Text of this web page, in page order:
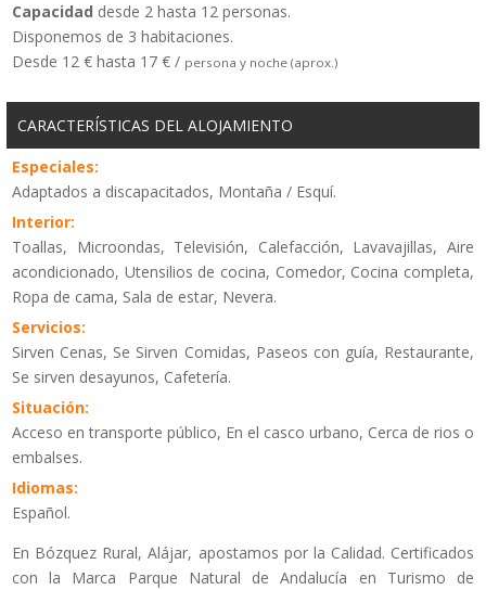
Capacidad desde 2 hasta 12 personas.
Disponemos de 3 habitaciones.
Desde 12 € hasta 17 € / persona y noche (aprox.)
CARACTERÍSTICAS DEL ALOJAMIENTO
Especiales:
Adaptados a discapacitados, Montaña / Esquí.
Interior:
Toallas, Microondas, Televisión, Calefacción, Lavavajillas, Aire
acondicionado, Utensilios de cocina, Comedor, Cocina completa,
Ropa de cama, Sala de estar, Nevera.
Servicios:
Sirven Cenas, Se Sirven Comidas, Paseos con guía, Restaurante,
Se sirven desayunos, Cafetería.
Situación:
Acceso en transporte público, En el casco urbano, Cerca de rios o
embalses.
Idiomas:
Español.
En Bózquez Rural, Alájar, apostamos por la Calidad. Certificados
con la Marca Parque Natural de Andalucía en Turismo de